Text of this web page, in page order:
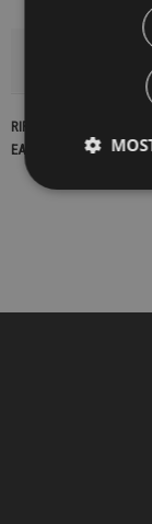
DETTAGLI DEL
RIFERIMENTO
EAN13
2900000431522